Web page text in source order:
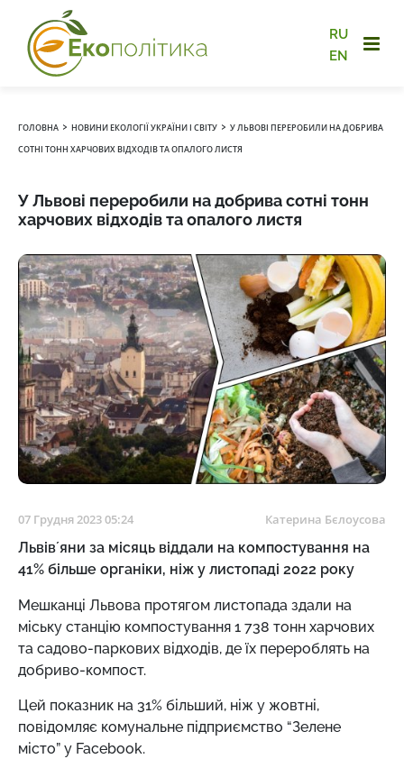
RU
EN
ГОЛОВНА › НОВИНИ ЕКОЛОГІЇ УКРАЇНИ І СВІТУ › У ЛЬВОВІ ПЕРЕРОБИЛИ НА ДОБРИВА
СОТНІ ТОНН ХАРЧОВИХ ВІДХОДІВ ТА ОПАЛОГО ЛИСТЯ
У Львові переробили на добрива сотні тонн
харчових відходів та опалого листя
07 Грудня 2023 05:24 Катерина Бєлоусова
Львівʼяни за місяць віддали на компостування на
41% більше органіки, ніж у листопаді 2022 року
Мешканці Львова протягом листопада здали на
міську станцію компостування 1 738 тонн харчових
та садово-паркових відходів, де їх перероблять на
добриво-компост.
Цей показник на 31% більший, ніж у жовтні,
повідомляє комунальне підприємство “Зелене
місто” у Facebook.